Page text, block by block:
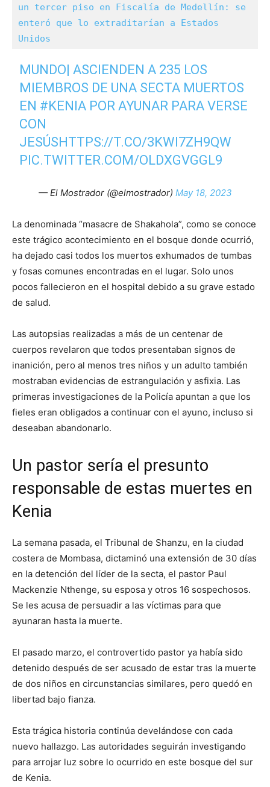
un tercer piso en Fiscalía de Medellín: se
enteró que lo extraditarían a Estados
Unidos
MUNDO| ASCIENDEN A 235 LOS
MIEMBROS DE UNA SECTA MUERTOS
EN #KENIA POR AYUNAR PARA VERSE
CON
JESÚSHTTPS://T.CO/3KWI7ZH9QW
PIC.TWITTER.COM/OLDXGVGGL9
— El Mostrador (@elmostrador) May 18, 2023
La denominada “masacre de Shakahola”, como se conoce
este trágico acontecimiento en el bosque donde ocurrió,
ha dejado casi todos los muertos exhumados de tumbas
y fosas comunes encontradas en el lugar. Solo unos
pocos fallecieron en el hospital debido a su grave estado
de salud.
Las autopsias realizadas a más de un centenar de
cuerpos revelaron que todos presentaban signos de
inanición, pero al menos tres niños y un adulto también
mostraban evidencias de estrangulación y asfixia. Las
primeras investigaciones de la Policía apuntan a que los
fieles eran obligados a continuar con el ayuno, incluso si
deseaban abandonarlo.
Un pastor sería el presunto
responsable de estas muertes en
Kenia
La semana pasada, el Tribunal de Shanzu, en la ciudad
costera de Mombasa, dictaminó una extensión de 30 días
en la detención del líder de la secta, el pastor Paul
Mackenzie Nthenge, su esposa y otros 16 sospechosos.
Se les acusa de persuadir a las víctimas para que
ayunaran hasta la muerte.
El pasado marzo, el controvertido pastor ya había sido
detenido después de ser acusado de estar tras la muerte
de dos niños en circunstancias similares, pero quedó en
libertad bajo fianza.
Esta trágica historia continúa develándose con cada
nuevo hallazgo. Las autoridades seguirán investigando
para arrojar luz sobre lo ocurrido en este bosque del sur
de Kenia.